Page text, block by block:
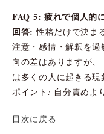
FAQ 5: 疲れで個人的
回答: 性格だけで決ま
注意・感情・解釈を
向の差はありますが、
は多くの人に起きる現
ポイント: 自分責めよ
目次に戻る